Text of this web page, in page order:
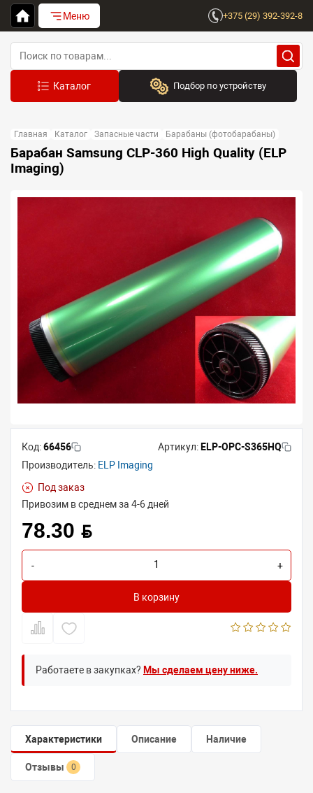
Меню +375 (29) 392-392-8
Подбор по устройству
Выберите бренд
Главная Каталог Запасные части Барабаны (фотобарабаны)
Барабан Samsung CLP-360 High Quality (ELP
Imaging)
Код:66456 Артикул: ELP-OPC-S365HQ
Производитель: ELP Imaging
Под заказ
Привозим в среднем за 4-6 дней
78.30 BYN
- +
В корзину
Работаете в закупках? Мы сделаем цену ниже.
Характеристики Описание Наличие
Отзывы 0